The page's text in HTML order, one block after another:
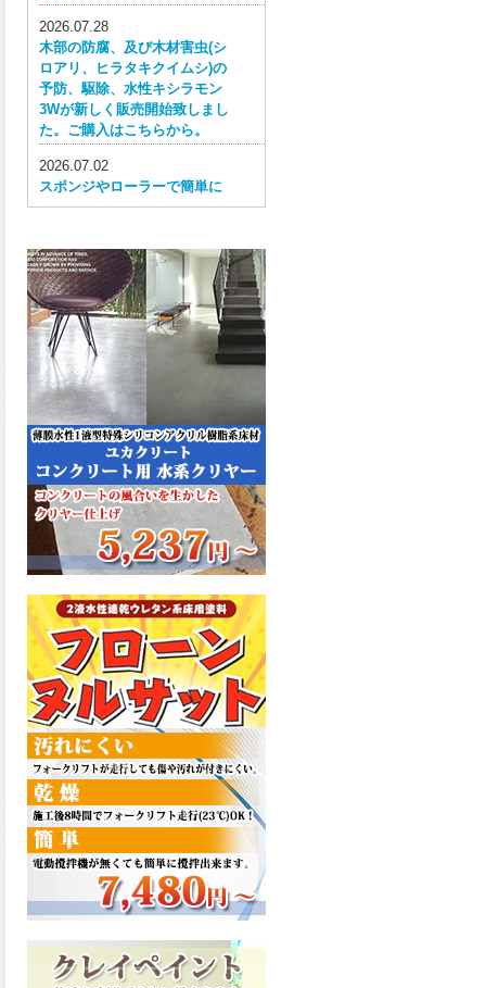
2026.07.28
木部の防腐、及び木材害虫(シ
ロアリ、ヒラタキクイムシ)の
予防、駆除、水性キシラモン
3Wが新しく販売開始致しまし
た。ご購入はこちらから。
2026.07.02
スポンジやローラーで簡単に
塗ってはがせる目かくし用水
イントが新しく販売開始致し
ました。ご購入はこちらか
ら。
2026.06.30
ウレタン特有の網目構造の反
応塗膜は、強靭で耐衝撃性、
耐擦り傷性、耐摩耗性に優れ
た機能を発揮、フローンフル
トップが新しく販売開始致し
ました。ご購入はこちらか
ら。
2026.06.29
コストを重視しした材料で、
優れた性能と高品質で高度な
防水機能を発揮、フローン12
た。ご購入はこちらから。
2026.06.29
数多くの施工実績を持つ信頼
性の高い塗材 優れた性能と高
品質で高度な防水機能を発
揮、フローン11が新しく販売
開始致しました。ご購入はこ
ちらから。
2026.05.26
コンクリート特有の質感やム
ラ感と溶け合うように広がる
色彩が床と壁を印象的に仕上
げる、アクアカラー デュオト
ーンが新しく販売開始致しま
2026.03.13